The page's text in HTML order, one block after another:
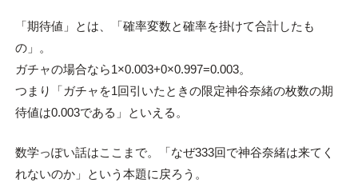
「期待値」とは、「確率変数と確率を掛けて合計したも
の」。
ガチャの場合なら1×0.003+0×0.997=0.003。
つまり「ガチャを1回引いたときの限定神谷奈緒の枚数の期
待値は0.003である」といえる。
数学っぽい話はここまで。「なぜ333回で神谷奈緒は来てく
れないのか」という本題に戻ろう。